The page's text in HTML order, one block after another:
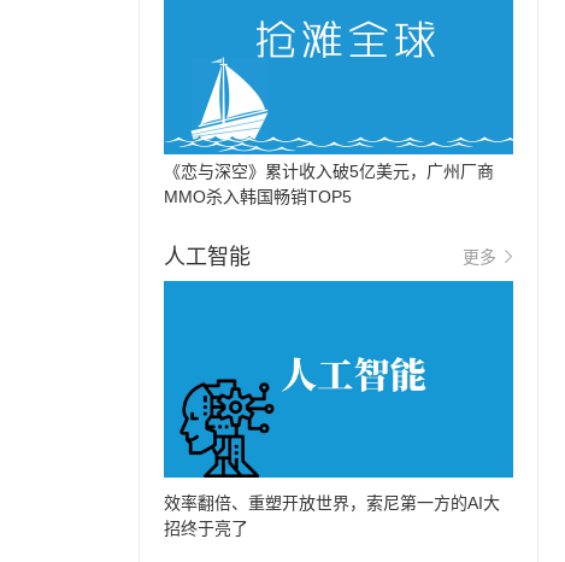
《恋与深空》累计收入破5亿美元，广州厂商
MMO杀入韩国畅销TOP5
人工智能 更多
效率翻倍、重塑开放世界，索尼第一方的AI大
招终于亮了